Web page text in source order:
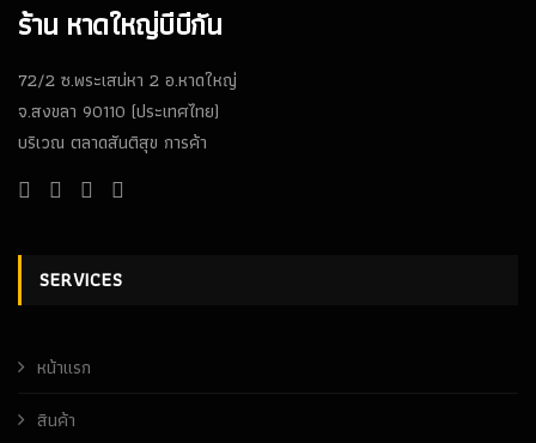
ร้าน หาดใหญ่บีบีกัน
72/2 ซ.พระเสน่หา 2 อ.หาดใหญ่
จ.สงขลา 90110 (ประเทศไทย)
บริเวณ ตลาดสันติสุข การค้า
SERVICES
หน้าเเรก
สินค้า